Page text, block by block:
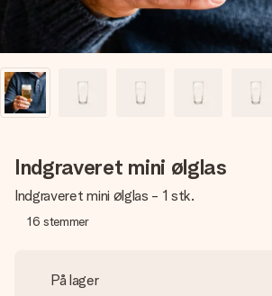
Indgraveret mini ølglas
Indgraveret mini ølglas - 1 stk.
16 stemmer
På lager